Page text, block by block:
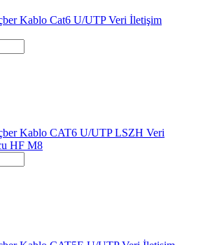
Kablo Cat6 U/UTP Veri İletişim
Kablo CAT6 U/UTP LSZH Veri
HF M8